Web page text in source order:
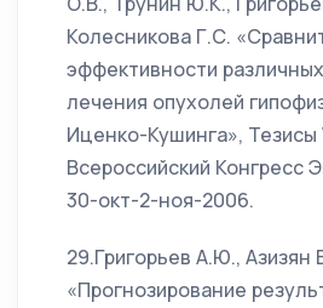
Колесникова Г.С.
эффективности
лечения опухолей
Иценко-Кушинга», Тезисы
Всероссийский Конгресс
30-окт-2-ноя-2006.
29.Григорьев А.Ю., Азизян
«Прогнозирование